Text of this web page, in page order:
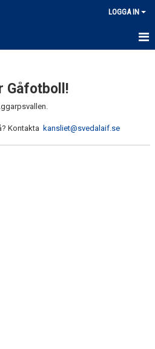
LOGGA IN
Gåfotboll!
Kontakta kansliet@svedalaif.se